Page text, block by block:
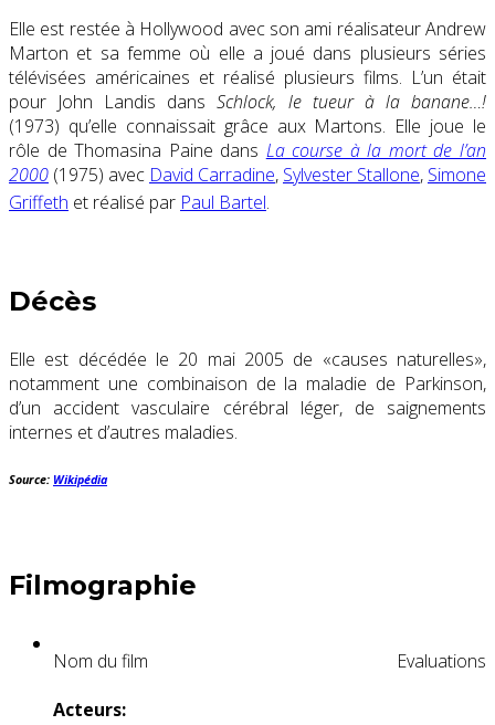
Elle est restée à Hollywood avec son ami réalisateurAndrew
Marton et sa femme où elle a joué dans plusieurs séries
télévisées américaines et réalisé plusieurs films. L’un était
pour John Landis dansSchlock, le tueur à la banane…!
(1973) qu’elle connaissait grâce aux Martons. Elle joue le
rôle de Thomasina Paine dans La course à la mort de l’an
2000 (1975) avec David Carradine, Sylvester Stallone, Simone
Griffeth et réalisé par Paul Bartel.
Décès
Elle est décédée le 20 mai 2005 de «causes naturelles»,
notamment une combinaison de la maladie de Parkinson,
d’un accident vasculaire cérébral léger, de saignements
internes et d’autres maladies.
Source: Wikipédia
Filmographie
Nom du film
Evaluations
Acteurs: